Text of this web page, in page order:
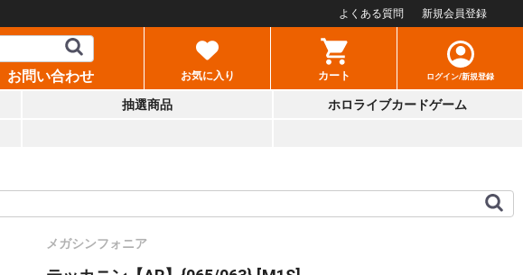
よくある質問 新規会員登録
お問い合わせ お気に入り カート ログイン/新規登録
抽選商品
ホロライブカードゲーム
メガシンフォニア